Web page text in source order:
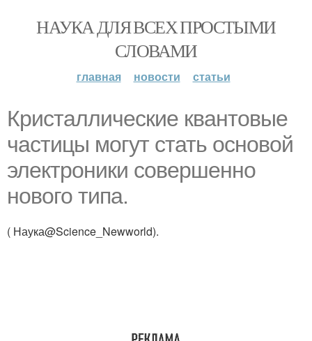
НАУКА ДЛЯ ВСЕХ ПРОСТЫМИ
СЛОВАМИ
главная новости статьи
Кристаллические квантовые
частицы могут стать основой
электроники совершенно
нового типа.
( Наука@Science_Newworld).